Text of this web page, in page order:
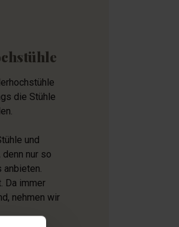
die Stühle
und
nur so
anbieten.
Da immer
nehmen wir